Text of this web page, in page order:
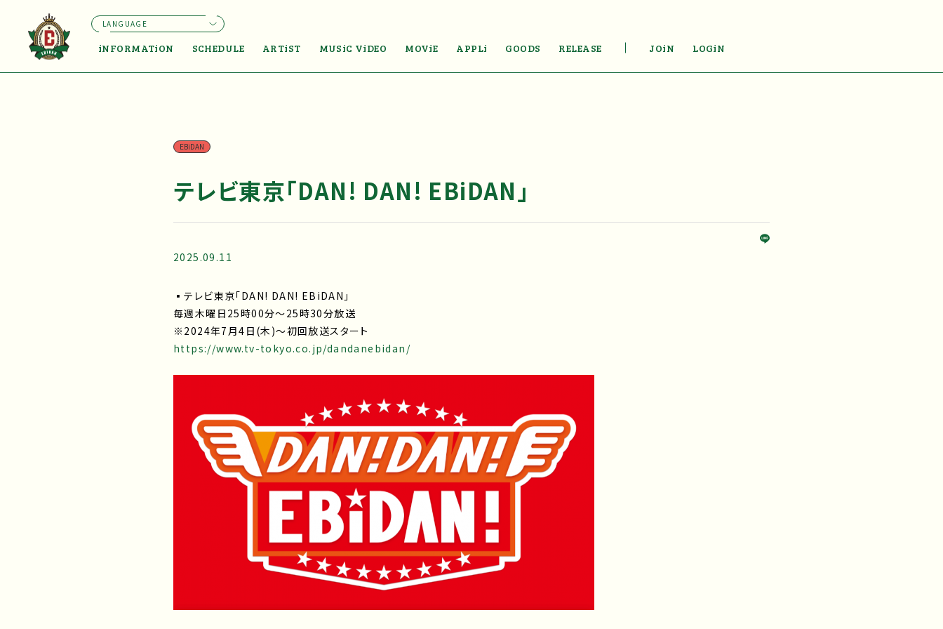
iNFORMATiON SCHEDULE ARTiST MUSiC ViDEO MOViE APPLi GOODS RELEASE JOiN LOGiN
LANGUAGE
EBiDAN
テレビ東京「DAN! DAN! EBiDAN」
2025.09.11
▪テレビ東京「DAN! DAN! EBiDAN」
毎週木曜日25時00分～25時30分放送
※2024年7月4日(木)～初回放送スタート
https://www.tv-tokyo.co.jp/dandanebidan/